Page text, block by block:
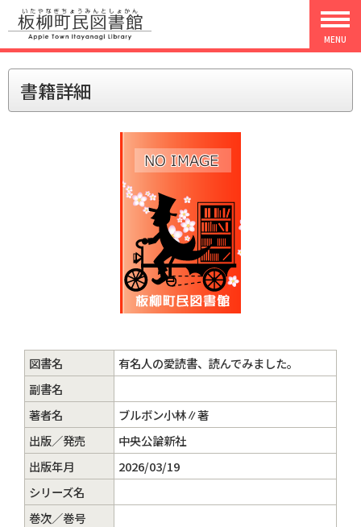
MENU
書籍詳細
図書名
有名人の愛読書、読んでみました。
副書名
著者名
ブルボン小林∥著
出版／発売
中央公論新社
出版年月
2026/03/19
シリーズ名
巻次／巻号